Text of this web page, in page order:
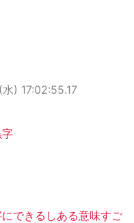
) 17:02:55.17
できるしある意味すご